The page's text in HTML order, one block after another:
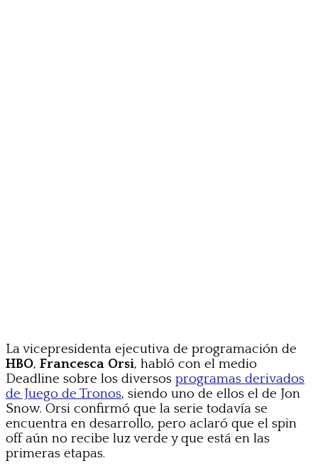
La vicepresidenta ejecutiva de programación de
HBO, Francesca Orsi, habló con el medio
Deadline sobre los diversos programas derivados
de Juego de Tronos, siendo uno de ellos el de Jon
Snow. Orsi confirmó que la serie todavía se
encuentra en desarrollo, pero aclaró que el spin
off aún no recibe luz verde y que está en las
primeras etapas.